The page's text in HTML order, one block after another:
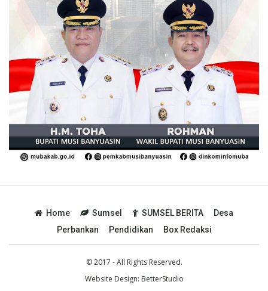
Home Sumsel SUMSEL BERITA
Desa
Perbankan
Pendidikan Box Redaksi
© 2017 - All Rights Reserved.
Website Design: BetterStudio